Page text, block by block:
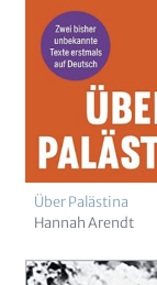
Über Palästina
Hannah Arendt